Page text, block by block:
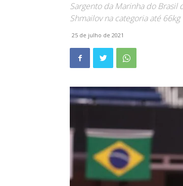
Sargento da Marinha do Brasil
Shmailov na categoria até 66kg
25 de julho de 2021